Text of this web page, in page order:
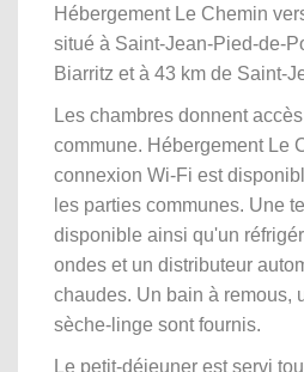
Hébergement Le Chemin
situé à Saint-Jean-Pied-de-
Biarritz et à 43 km de Saint-
Les chambres donnent
commune. Hébergement Le
connexion Wi-Fi est
les parties communes. Une
disponible ainsi qu'un
ondes et un distributeur
chaudes. Un bain à remous,
sèche-linge sont fournis.
Le petit-déjeuner est servi